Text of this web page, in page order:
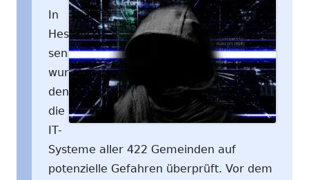
In
Hes
sen
wur
den
die
IT-
Systeme aller 422 Gemeinden auf
potenzielle Gefahren überprüft. Vor dem